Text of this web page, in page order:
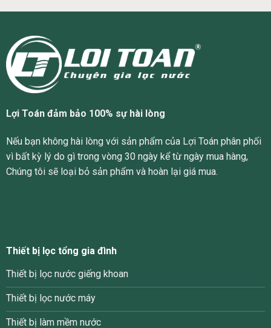
Lợi Toán đảm bảo 100% sự hài lòng
Nếu bạn không hài lòng với sản phẩm của Lợi Toán phân phối
vì bất kỳ lý do gì trong vòng 30 ngày kể từ ngày mua hàng,
Chúng tôi sẽ loại bỏ sản phẩm và hoàn lại giá mua.
Thiết bị lọc tổng gia đình
Thiết bị lọc nước giếng khoan
Thiết bị lọc nước máy
Thiết bị làm mềm nước